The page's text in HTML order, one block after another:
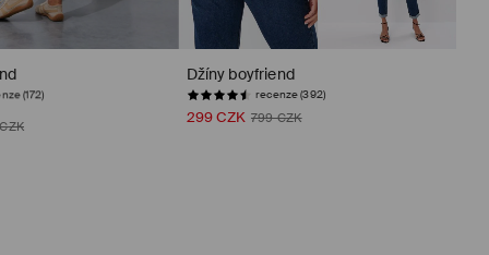
(172)
Džíny boyfriend
recenze (392)
299 CZK 799 CZK